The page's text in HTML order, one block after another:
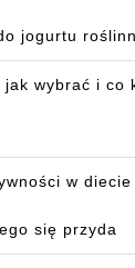
jogurtu
wybrać i co
w
się przyda